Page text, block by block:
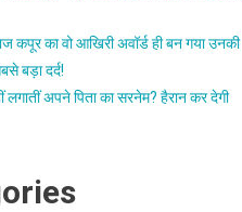
कपूर का वो आखिरी अवॉर्ड ही बन गया उनकी
बड़ा दर्द!
लगातीं अपने पिता का सरनेम? हैरान कर देगी